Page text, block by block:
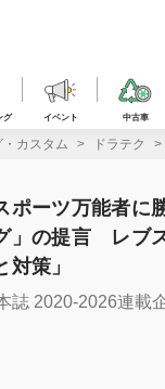
グ イベント 中古車
カスタム ドラテク
ポーツ万能者に
」の提言 レブ
策」
誌 2020-2026連載